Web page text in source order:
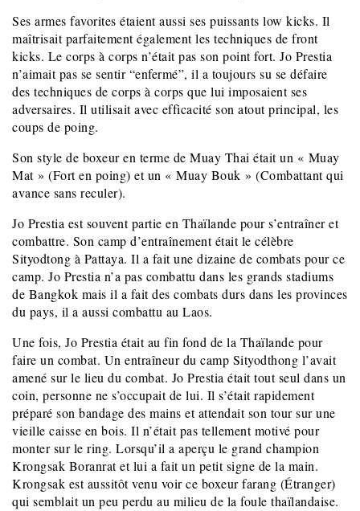
Ses armes favorites étaient aussi ses puissants low kicks. Il
maîtrisait parfaitement également les techniques de front
kicks. Le corps à corps n’était pas son point fort. Jo Prestia
n’aimait pas se sentir “enfermé”, il a toujours su se défaire
des techniques de corps à corps que lui imposaient ses
adversaires. Il utilisait avec efficacité son atout principal, les
coups de poing.
Son style de boxeur en terme de Muay Thai était un « Muay
Mat » (Fort en poing) et un « Muay Bouk » (Combattant qui
avance sans reculer).
Jo Prestia est souvent partie en Thaïlande pour s’entraîner et
combattre. Son camp d’entraînement était le célèbre
Sityodtong à Pattaya. Il a fait une dizaine de combats pour ce
camp. Jo Prestia n’a pas combattu dans les grands stadiums
de Bangkok mais il a fait des combats durs dans les provinces
du pays, il a aussi combattu au Laos.
Une fois, Jo Prestia était au fin fond de la Thaïlande pour
faire un combat. Un entraîneur du camp Sityodthong l’avait
amené sur le lieu du combat. Jo Prestia était tout seul dans un
coin, personne ne s’occupait de lui. Il s’était rapidement
préparé son bandage des mains et attendait son tour sur une
vieille caisse en bois. Il n’était pas tellement motivé pour
monter sur le ring. Lorsqu’il a aperçu le grand champion
Krongsak Boranrat et lui a fait un petit signe de la main.
Krongsak est aussitôt venu voir ce boxeur farang (Étranger)
qui semblait un peu perdu au milieu de la foule thaïlandaise.